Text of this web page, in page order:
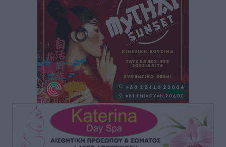
Πόσοι Ευρωπαίοι «αντέχουν» διακοπές στο εξωτερικό
– Τι ισχύει για Έλληνες
πριν 1 ώρα
Βούλγαροι τουρίστες: Λιγότερες διανυκτερεύσεις
στην Ελλάδα, αλλά 18% υψηλότερη δαπάνη ανά
διανυκτέρευση
Ειδήσεις• πριν 2 ώρες
Βέλγοι τουρίστες: Στα 547,9 εκατ. ευρώ οι εισπράξεις
για την Ελλάδα